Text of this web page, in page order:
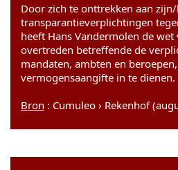
Door zich te onttrekken aan
transparantieverplichtingen
heeft Hans Vandermolen de
overtreden betreffende de
mandaten, ambten en
vermogensaangifte in te dienen.
Bron : Cumuleo › Rekenhof